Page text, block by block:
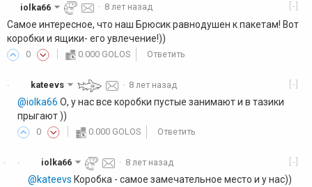
[-]
iolka66 · 8 лет назад
Самое интересное, что наш Брюсик равнодушен к пакетам! Вот
коробки и ящики- его увлечение!))
0 0.000 GOLOS Ответить
· [-]
kateevs · 8 лет назад
@iolka66 О, у нас все коробки пустые занимают и в тазики
прыгают ))
0 0.000 GOLOS Ответить
·
· [-]
iolka66 · 8 лет назад
@kateevs Коробка - самое замечательное место и у нас))